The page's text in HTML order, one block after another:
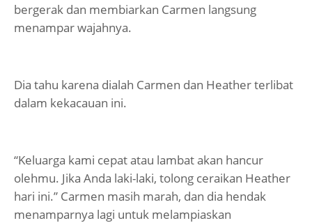
bergerak dan membiarkan Carmen langsung
menampar wajahnya.
Dia tahu karena dialah Carmen dan Heather terlibat
dalam kekacauan ini.
“Keluarga kami cepat atau lambat akan hancur
olehmu. Jika Anda laki-laki, tolong ceraikan Heather
hari ini.” Carmen masih marah, dan dia hendak
menamparnya lagi untuk melampiaskan